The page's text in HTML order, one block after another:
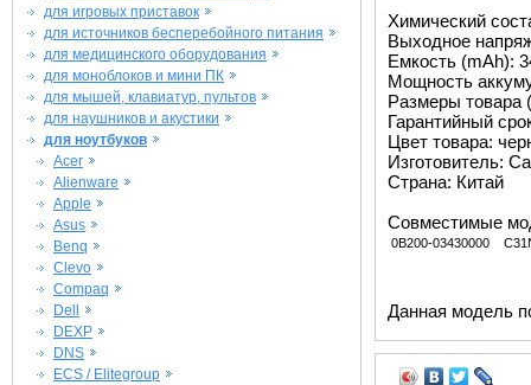
для игровых приставок
для источников бесперебойного питания
для медицинского оборудования
для моноблоков и мини ПК
для мышей, клавиатур, пультов
для наушников и акустики
для ноутбуков
Acer
Alienware
Apple
Asus
Benq
Clevo
Compaq
Dell
DEXP
DNS
ECS / Elitegroup
Химический
Выходное
Емкость (mAh):
Мощность
Размеры товара
Гарантийный
Цвет товара:
Изготовитель:
Страна: Китай
Совместимые
0B200-03430000
Данная модель